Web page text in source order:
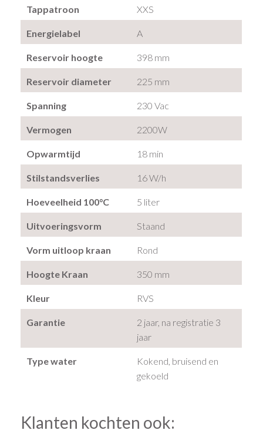
Tappatroon XXS
Energielabel A
Reservoir hoogte 398 mm
Reservoir diameter 225 mm
Spanning 230 Vac
Vermogen 2200W
Opwarmtijd 18 min
Stilstandsverlies 16 W/h
Hoeveelheid 100°C 5 liter
Uitvoeringsvorm Staand
Vorm uitloop kraan Rond
Hoogte Kraan 350 mm
Kleur RVS
Garantie
2 jaar, na registratie 3
jaar
Type water
Kokend, bruisend en
gekoeld
Klanten kochten ook: